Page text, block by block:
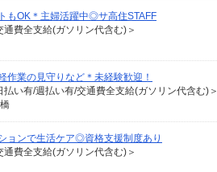
もOK＊主婦活躍中◎サ高住STAFF
費全支給(ガソリン代含む)＞
作業の見守りなど＊未経験歓迎！
い有/週払い有/交通費全支給(ガソリン代含む)＞
ンで生活ケア◎資格支援制度あり
費全支給(ガソリン代含む)＞